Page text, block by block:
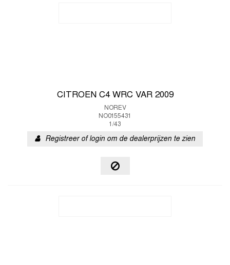
CITROEN C4 WRC VAR 2009
NOREV
NO0155431
1/43
Registreer of login om de dealerprijzen te zien